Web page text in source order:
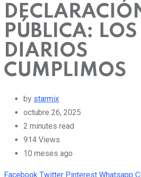
PÚBLICA: LOS
DIARIOS
CUMPLIMOS
by starmix
octubre 26, 2025
2 minutes read
914 Views
10 meses ago
Facebook Twitter Pinterest Whatsapp